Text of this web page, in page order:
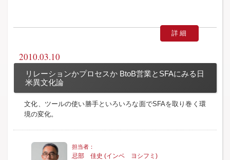
詳細
2010.03.10
リレーションかプロセスか BtoB営業とSFAにみる日
米異文化論
文化、ツールの使い勝手といろいろな面でSFAを取り巻く環
境の変化。
忌部 佳史 (インベ ヨシフミ)